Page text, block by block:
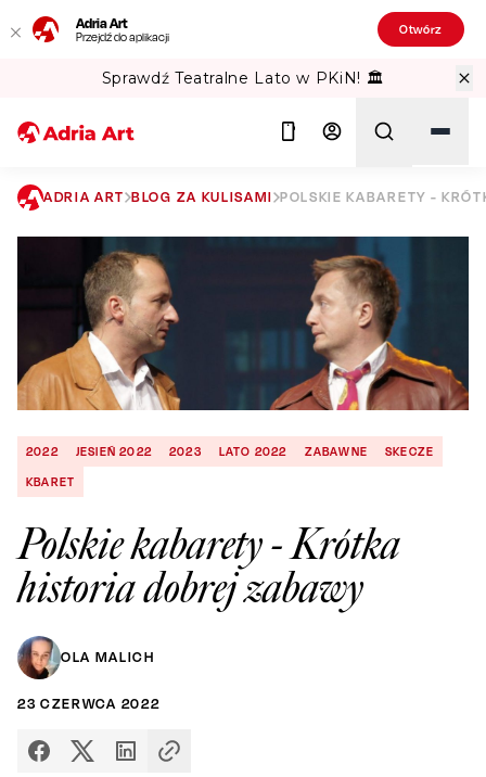
Adria Art
Przejdź do aplikacji Otwórz
Gipsy Kings w TAURON Arena Kraków!
ADRIA ART BLOG ZA KULISAMI POLSKIE KABARETY -
2022 JESIEŃ 2022 2023 LATO 2022 ZABAWNE
SKECZE
KBARET
Polskie kabarety - Krótka
historia dobrej zabawy
OLA MALICH
23 CZERWCA 2022